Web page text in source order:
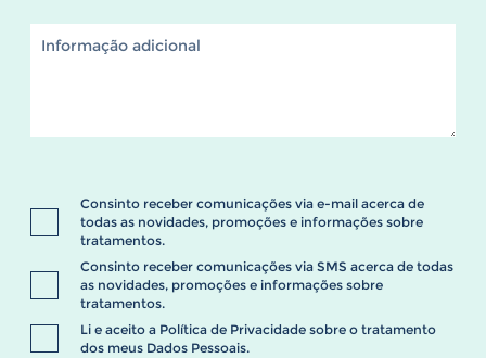
Consinto receber comunicações via e-mail acerca de
todas as novidades, promoções e informações sobre
tratamentos.
Consinto receber comunicações via SMS acerca de todas
as novidades, promoções e informações sobre
tratamentos.
Li e aceito a Política de Privacidade sobre o tratamento
dos meus Dados Pessoais.